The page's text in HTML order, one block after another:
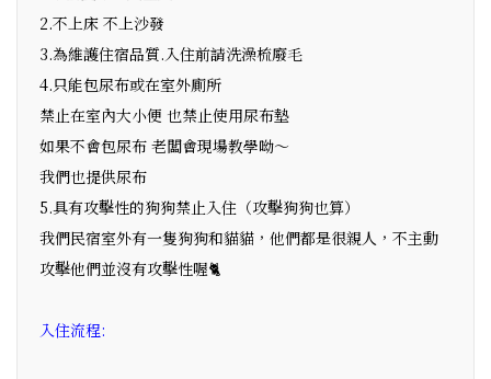
2.不上床 不上沙發
3.為維護住宿品質.入住前請洗澡梳廢毛
4.只能包尿布或在室外廁所
禁止在室內大小便 也禁止使用尿布墊
如果不會包尿布 老闆會現場教學呦～
我們也提供尿布
5.具有攻擊性的狗狗禁止入住（攻擊狗狗也算）
我們民宿室外有一隻狗狗和貓貓，他們都是很親人，不主動
攻擊他們並沒有攻擊性喔🐈
入住流程: